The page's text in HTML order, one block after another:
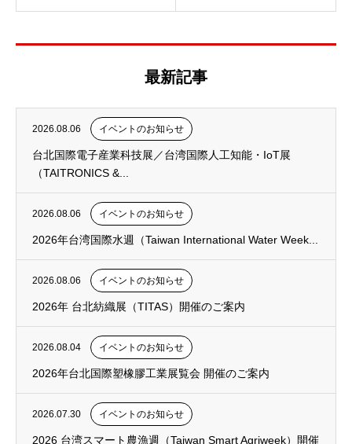
最新記事
2026.08.06 イベントのお知らせ
台北国際電子産業科技展／台湾国際人工知能・IoT展
（TAITRONICS &...
2026.08.06 イベントのお知らせ
2026年台湾国際水週（Taiwan International Water Week...
2026.08.06 イベントのお知らせ
2026年 台北紡織展（TITAS）開催のご案内
2026.08.04 イベントのお知らせ
2026年台北国際塑橡膠工業展覧会 開催のご案内
2026.07.30 イベントのお知らせ
2026 台湾スマート農漁週（Taiwan Smart Agriweek）開催